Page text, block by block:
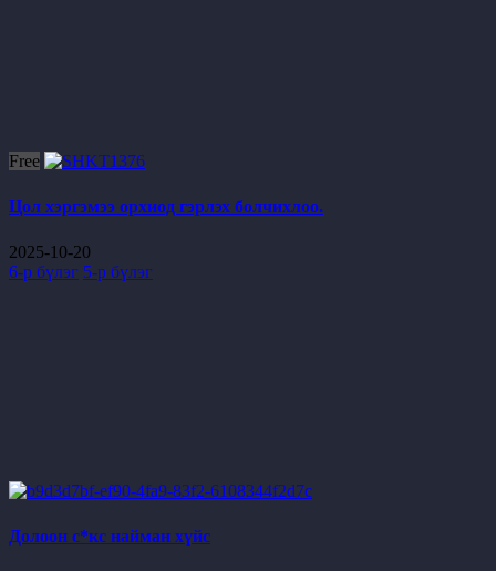
Free
Цол хэргэмээ орхиод гэрлэх болчихлоо.
2025-10-20
6-р бүлэг 5-р бүлэг
Долоон с*кс найман хүйс